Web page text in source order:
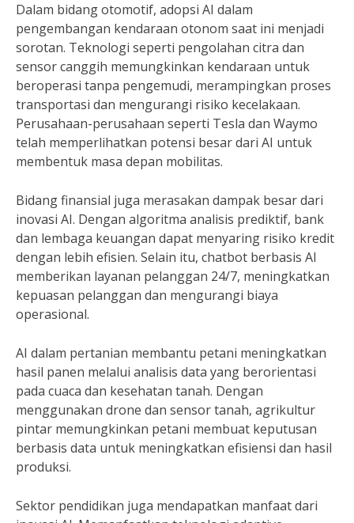
Dalam bidang otomotif, adopsi AI dalam
pengembangan kendaraan otonom saat ini menjadi
sorotan. Teknologi seperti pengolahan citra dan
sensor canggih memungkinkan kendaraan untuk
beroperasi tanpa pengemudi, merampingkan proses
transportasi dan mengurangi risiko kecelakaan.
Perusahaan-perusahaan seperti Tesla dan Waymo
telah memperlihatkan potensi besar dari AI untuk
membentuk masa depan mobilitas.
Bidang finansial juga merasakan dampak besar dari
inovasi AI. Dengan algoritma analisis prediktif, bank
dan lembaga keuangan dapat menyaring risiko kredit
dengan lebih efisien. Selain itu, chatbot berbasis AI
memberikan layanan pelanggan 24/7, meningkatkan
kepuasan pelanggan dan mengurangi biaya
operasional.
AI dalam pertanian membantu petani meningkatkan
hasil panen melalui analisis data yang berorientasi
pada cuaca dan kesehatan tanah. Dengan
menggunakan drone dan sensor tanah, agrikultur
pintar memungkinkan petani membuat keputusan
berbasis data untuk meningkatkan efisiensi dan hasil
produksi.
Sektor pendidikan juga mendapatkan manfaat dari